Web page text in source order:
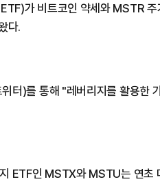
가 비트코인 약세와 MSTR 주
다.
터)를 통해 "레버리지를 활용한
ETF인 MSTX와 MSTU는 연초